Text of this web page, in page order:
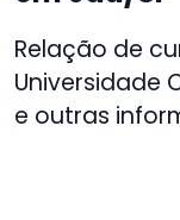
Relação de
Universidade
e outras